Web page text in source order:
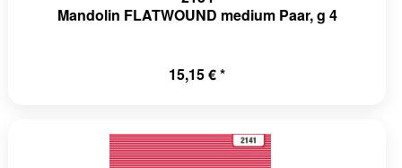
Mandolin FLATWOUND medium Paar, g 4
15,15 € *